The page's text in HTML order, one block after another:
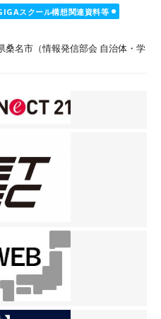
スクール構想関連資料等
桑名市（情報発信部会 自治体・学